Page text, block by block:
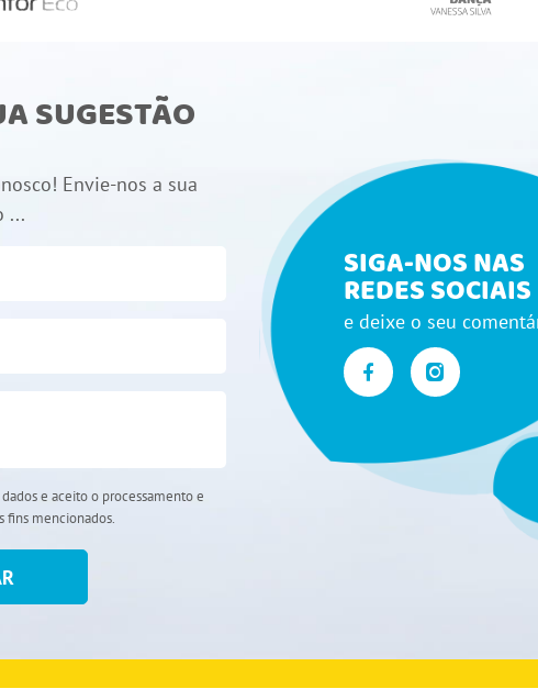
SUGESTÃO
Envie-nos a sua
...
e aceito o processamento e
fins mencionados.
SIGA-NOS NAS
REDES SOCIAIS
e deixe o seu